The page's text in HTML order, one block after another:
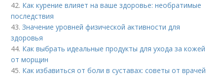
42. Как курение влияет на ваше здоровье: необратимые
последствия
43.Значение уровней физической активности для
здоровья
44. Как выбрать идеальные продукты для ухода за кожей
от морщин
45. Как избавиться от боли в суставах: советы от врачей